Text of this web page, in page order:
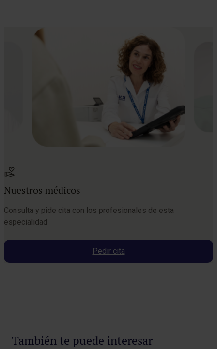
Nuestros médicos
Consulta y pide cita con los profesionales de esta
especialidad
Pedir cita
Pedir cita
También te puede interesar